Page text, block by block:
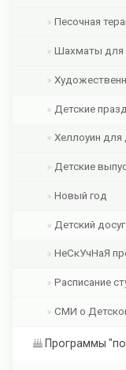
Песочная
Шахматы для
Детские
Хеллоуин для
Детские
Новый год
Детский
НеСкУчНаЯ
Расписание
СМИ о
Программы